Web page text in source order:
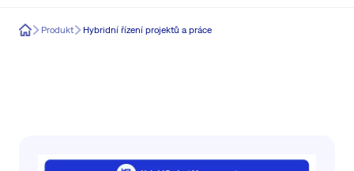
Easy8Produkt Hybridní řízení projektů a práce